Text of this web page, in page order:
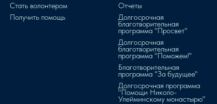
Стать волонтером
Получить помощь
Отчеты
Долгосрочная
благотворительная
программа "Просвет"
Долгосрочная
благотворительная
программа "Поможем!"
Благотворительная
программа "За будущее"
Долгосрочная программа
"Помощи Николо-
Улейминскому монастырю"